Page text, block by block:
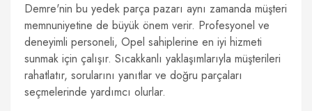
Demre'nin bu yedek parça pazarı aynı zamanda müşteri
memnuniyetine de büyük önem verir. Profesyonel ve
deneyimli personeli, Opel sahiplerine en iyi hizmeti
sunmak için çalışır. Sıcakkanlı yaklaşımlarıyla müşterileri
rahatlatır, sorularını yanıtlar ve doğru parçaları
seçmelerinde yardımcı olurlar.